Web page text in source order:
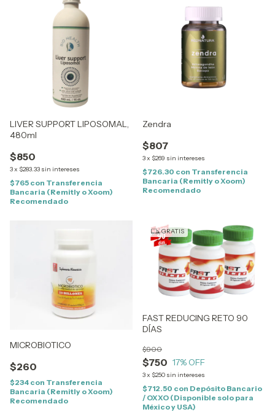
LIVER SUPPORT LIPOSOMAL,
480ml
$850
3x $283.33 sin intereses
$765 con Transferencia
Bancaria (Remitly o Xoom)
Recomendado
Zendra
$807
3x $269 sin intereses
$726.30 con Transferencia
Bancaria (Remitly o Xoom)
Recomendado
MICROBIOTICO
$260
$234 con Transferencia
Bancaria (Remitly o Xoom)
Recomendado
GRATIS
FAST REDUCING RETO 90
DÍAS
$750
$900
17% OFF
3x $250 sin intereses
$712.50 con Depósito Bancario
/ OXXO (Disponible solo para
México y USA)